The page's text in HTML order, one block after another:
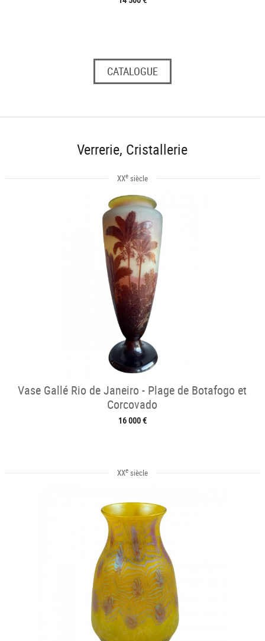
CATALOGUE
Verrerie, Cristallerie
XXesiècle
Vase Gallé Rio de Janeiro - Plage de Botafogo et
Corcovado
16 000 €
XXesiècle